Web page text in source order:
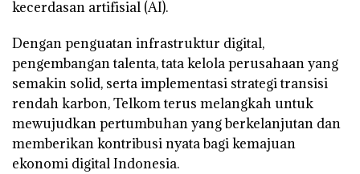
kecerdasan artifisial (AI).
Dengan penguatan infrastruktur digital,
pengembangan talenta, tata kelola perusahaan yang
semakin solid, serta implementasi strategi transisi
rendah karbon, Telkom terus melangkah untuk
mewujudkan pertumbuhan yang berkelanjutan dan
memberikan kontribusi nyata bagi kemajuan
ekonomi digital Indonesia.